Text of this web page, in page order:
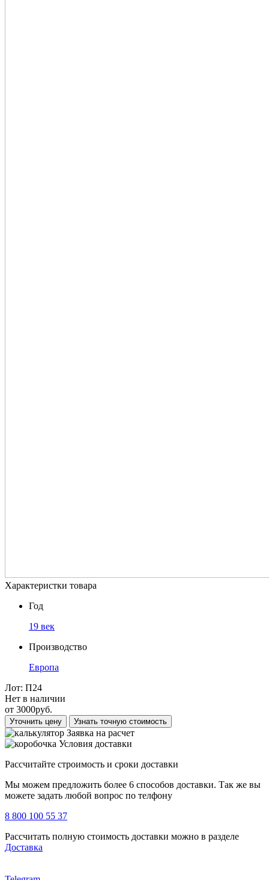
Характеристки товара
Год
19 век
Производство
Европа
Лот: П24
Нет в наличии
от 3000руб.
Уточнить цену Узнать точную стоимость
Заявка на расчет
Условия доставки
Рассчитайте строимость и сроки доставки
Мы можем предложить более 6 способов доставки. Так же вы
можете задать любой вопрос по телфону
8 800 100 55 37
Рассчитать полную стоимость доставки можно в разделе
Доставка